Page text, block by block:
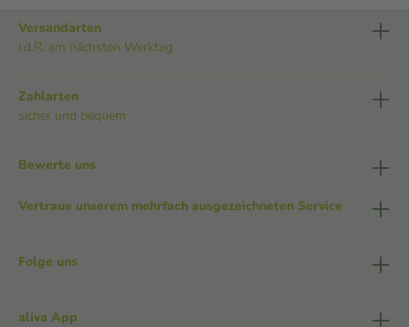
Versandarten
i.d.R. am nächsten Werktag
Zahlarten
sicher und bequem
Bewerte uns
Vertraue unserem mehrfach ausgezeichneten Service
Folge uns
aliva App